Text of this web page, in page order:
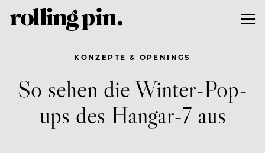
KONZEPTE & OPENINGS
So sehen die Winter-Pop-
ups des Hangar-7 aus